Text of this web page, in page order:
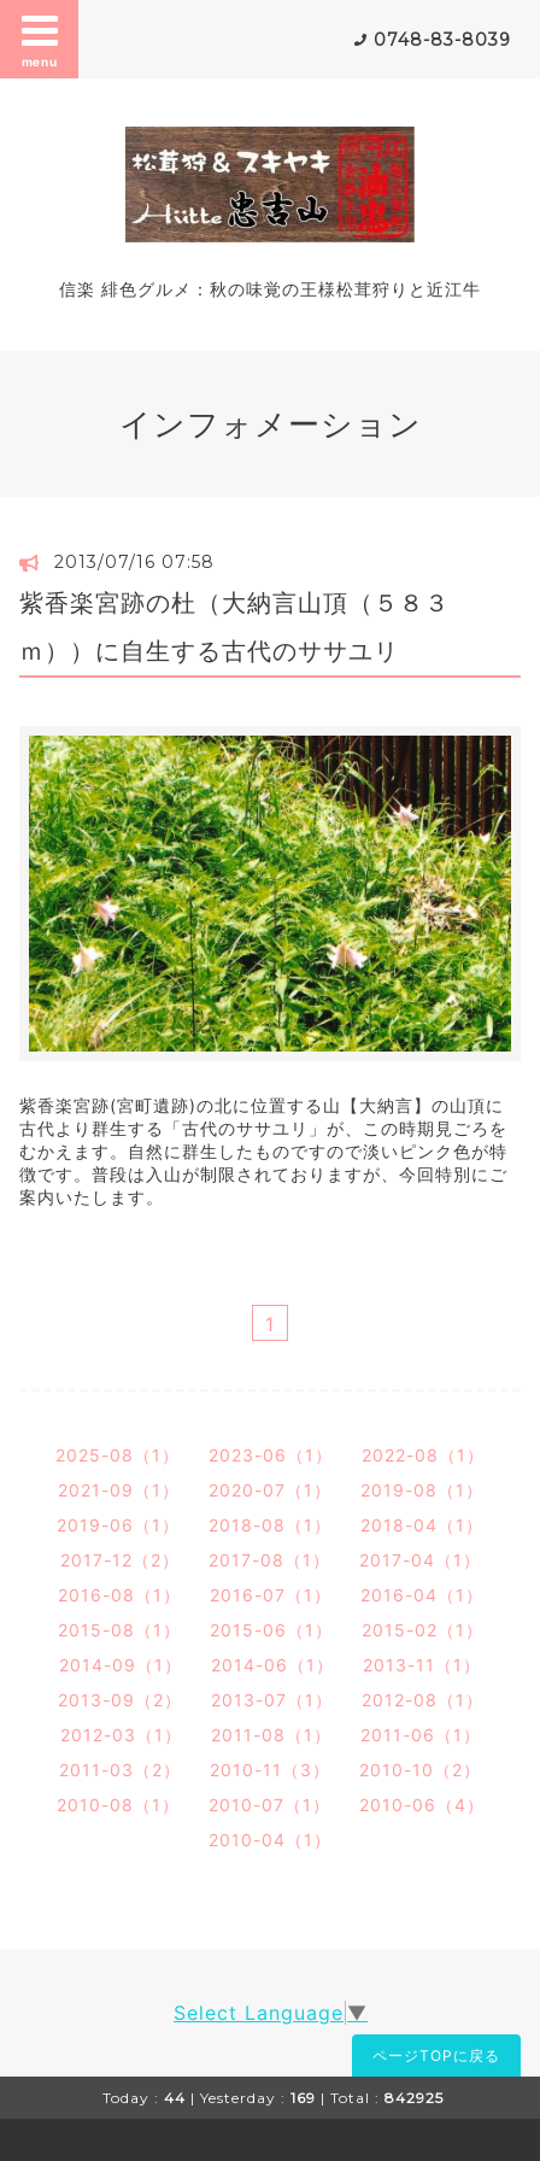
menu
0748-83-8039
信楽 緋色グルメ：秋の味覚の王様松茸狩りと近江牛
インフォメーション
2013/07/16 07:58
紫香楽宮跡の杜（大納言山頂（５８３
ｍ））に自生する古代のササユリ
紫香楽宮跡(宮町遺跡)の北に位置する山【大納言】の山頂に
古代より群生する「古代のササユリ」が、この時期見ごろを
むかえます。自然に群生したものですので淡いピンク色が特
徴です。普段は入山が制限されておりますが、今回特別にご
案内いたします。
1
2025-08（1） 2023-06（1）
2022-08（1）
2021-09（1）
2020-07（1）
2019-08（1）
2019-06（1）
2018-08（1）
2018-04（1）
2017-12（2）
2017-08（1）
2017-04（1）
2016-08（1）
2016-07（1）
2016-04（1）
2015-08（1）
2015-06（1）
2015-02（1）
2014-09（1）
2014-06（1）
2013-11（1）
2013-09（2）
2013-07（1）
2012-08（1）
2012-03（1）
2011-08（1）
2011-06（1）
2011-03（2）
2010-11（3）
2010-10（2）
2010-08（1）
2010-07（1）
2010-06（4）
2010-04（1）
Select Language ▼
ページTOPに戻る
Today : 44 | Yesterday : 169 | Total : 842925